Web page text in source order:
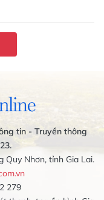
tin - Truyền thông
Nhơn, tỉnh Gia Lai.
279